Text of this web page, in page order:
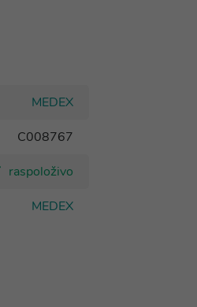
MEDEX
C008767
raspoloživo
MEDEX